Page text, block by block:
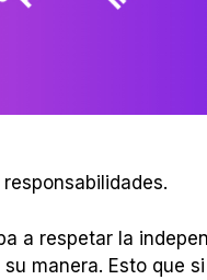
a respetar la
manera. Esto que